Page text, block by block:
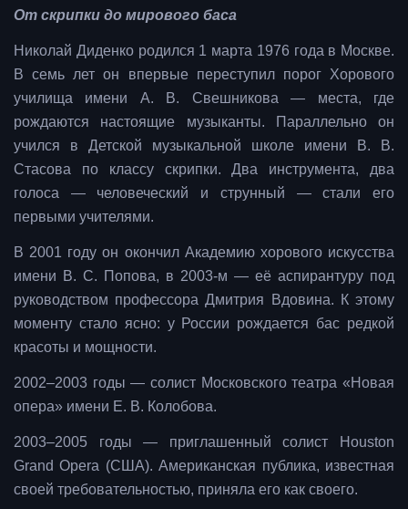
От скрипки до мирового баса
Николай Диденко родился 1 марта 1976 года в Москве.
В семь лет он впервые переступил порог Хорового
училища имени А. В. Свешникова — места, где
рождаются настоящие музыканты. Параллельно он
учился в Детской музыкальной школе имени В. В.
Стасова по классу скрипки. Два инструмента, два
голоса — человеческий и струнный — стали его
первыми учителями.
В 2001 году он окончил Академию хорового искусства
имени В. С. Попова, в 2003-м — её аспирантуру под
руководством профессора Дмитрия Вдовина. К этому
моменту стало ясно: у России рождается бас редкой
красоты и мощности.
2002–2003 годы — солист Московского театра «Новая
опера» имени Е. В. Колобова.
2003–2005 годы — приглашенный солист Houston
Grand Opera (США). Американская публика, известная
своей требовательностью, приняла его как своего.